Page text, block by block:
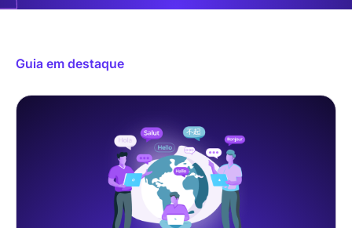
Guia em destaque